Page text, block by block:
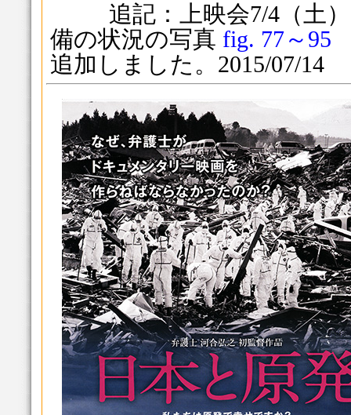
追記：上映会7/4（土）
備の状況の写真 fig. 77～
追加しました。2015/07/14